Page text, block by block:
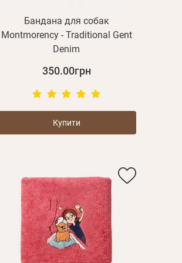
Бандана для собак
Montmorency - Traditional Gent
Denim
350.00грн
Купити
Зареєструватися